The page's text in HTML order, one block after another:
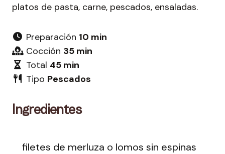
platos de pasta, carne, pescados, ensaladas.
Preparación 10 min
Cocción 35 min
Total 45 min
Tipo Pescados
Ingredientes
filetes de merluza o lomos sin espinas